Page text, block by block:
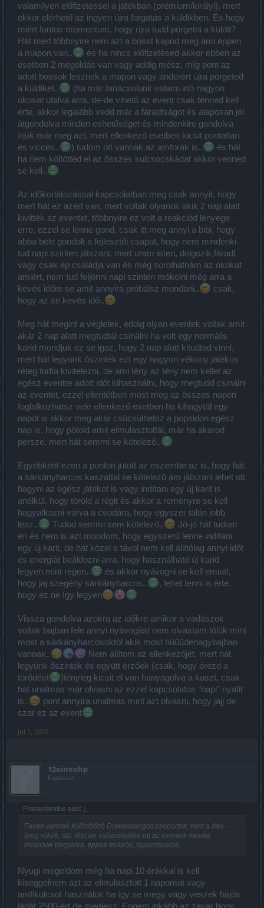
valamilyen előfizetéssel a játékban (prémium/királyi), mert
ekkor elérhető az ingyen újra forgatás a küldikben. És hogy
miért fontos momentum, hogy újra tudd pörgetni a küldit?
Hát mert többnyire nem azt a bosst kapod meg ami éppen
a mapon van..
és ha nincs előfizetésed akkor ebben az
esetben 2 megoldás van vagy addig mész, míg pont az
adott bossok lesznek a mapon vagy anderért újra pörgeted
a küldiket..
(ha már tanácsolunk valami irtó nagyon
okosat utalva arra, de-de vihető az event csak tenned kell
érte, akkor legalább vedd már a fáradtságot és alaposan jól
átgondolva minden eshetőséget és mindenkire gondolva
írjuk már meg azt, mert ellenkező esetben kicsit pontatlan
és vicces..
) tudom ott vannak az amforák is..
és hát
ha nem költötted el az összes kulcsocskádat akkor venned
se kell..
Az időkorlátozással kapcsolatban meg csak annyit, hogy
mert hát ez azért van, mert voltak olyanok akik 2 nap alatt
kivitték az eventet, többnyire ez volt a reakciód lényege
erre, ezzel se lenne gond, csak itt meg annyi a bibi, hogy
abba bele gondolt a fejlesztői csapat, hogy nem mindenki
tud napi szinten játszani, mert uram isten, dolgozik,fáradt
vagy csak ép családja van és még sorolhatnám az okokat
amiért, nem tud feljönni napi szinten mókolni még arra a
kevés időre se amit annyira próbálsz mondani..
csak,
hogy az se kevés idő..
Meg hát megint a végletek, eddig olyan eventek voltak amit
akár 2 nap alatt megtudtál csinálni ha volt egy normális
karid mondjuk ez se igaz, hogy 2 nap alatt kitudtad vinni,
mert hát legyünk őszinték ezt egy nagyon vékony játékos
réteg tudta kivitelezni, de ami tény az tény nem kellet az
egész eventre adott időt kihasználni, hogy megtudd csinálni
az eventet, ezzel ellentétben most meg az összes napon
foglalkozhatsz vele ellenkező esetben ha kihagytál egy
napot is akkor meg akár csücsülhetsz a popsidon egész
nap is, hogy pótold amit elmulasztottál, már ha akarod
persze, mert hát semmi se kötelező..
Egyébként ezen a ponton jutott az eszembe az is, hogy hát
a sárkányharcos kaszattal se kötelező ám játszani lehet ott
hagyni az egész játékot is vagy indítani egy új karit is
anélkül, hogy töröld a régit és akkor a reményre se kell
hagyatkozni várva a csodára, hogy egyszer talán jobb
lesz..
Tudod semmi sem kötelező..
Jó-jó hát tudom
én és nem is azt mondom, hogy egyszerű lenne indítani
egy új karit, de hát közel s távol nem kell állítólag annyi időt
és energiát beáldozni arra, hogy használható új karid
legyen mint régen..
és akkor nyávogni se kell emiatt,
hogy jaj szegény sárkányharcos..
, lehet tenni is érte,
hogy ez ne így legyen
Vissza gondolva azokra az időkre amikor a vadászok
voltak bajban fele annyi nyávogást nem olvastam tőlük mint
most a sárkányharcosoktól akik most hűűűdenagybajban
vannak..
Nem állítom az ellenkezőjét, mert hát
legyünk őszinték és együtt érzőek (csak, hogy érezd a
törődést
)tényleg kicsit el van hanyagolva a kaszt, csak
hát unalmas már olvasni az ezzel kapcsolatos "napi" nyafit
is..
pont annyira unalmas mint azt olvasni, hogy jajj de
szar ez az event
Jul 1, 2020
12xineohp
Padavan
Finstandantilus said: ↑
Facen vannak különböző Drakensangos csoportok, mint a dso -
öreg rókák, stb. lépj be valamelyikbe ott az eventek mindig
kivannak tárgyalva, tippek-trükkök, tapasztalatok,
Nyugi megoldom még ha napi 10 órákkal is kell
kiseggelnem azt az elmulasztott 1 napomat vagy
amfikulcsot használok ha így se megy vagy veszek hajós
ládát 2500-ért de meglesz. Engem inkább az zavar hogy